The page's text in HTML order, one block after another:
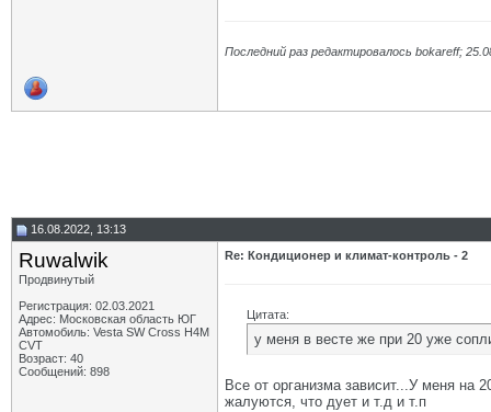
Последний раз редактировалось bokareff;
16.08.2022, 13:13
Ruwalwik
Продвинутый
Регистрация: 02.03.2021
Адрес: Московская область ЮГ
Автомобиль: Vesta SW Cross H4M
CVT
Возраст: 40
Сообщений: 898
Re: Кондиционер и климат-контроль - 2
Цитата:
у меня в весте же при 20 уже
Все от организма зависит...У меня на
жалуются, что дует и т.д и т.п